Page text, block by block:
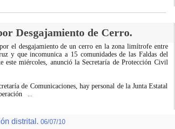
Desgajamiento de Cerro.
el desgajamiento de un cerro en la zona limítrofe entre
y que incomunica a 15 comunidades de las Faldas del
este miércoles, anunció la Secretaría de Protección Civil
de Comunicaciones, hay personal de la Junta Estatal
distrital. 06/07/10